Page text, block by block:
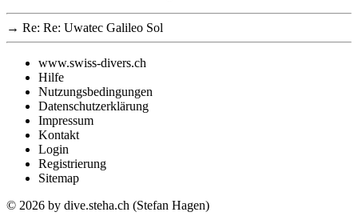
→ Re: Re: Uwatec Galileo Sol
www.swiss-divers.ch
Hilfe
Nutzungsbedingungen
Datenschutzerklärung
Impressum
Kontakt
Login
Registrierung
Sitemap
© 2026 by dive.steha.ch (Stefan Hagen)